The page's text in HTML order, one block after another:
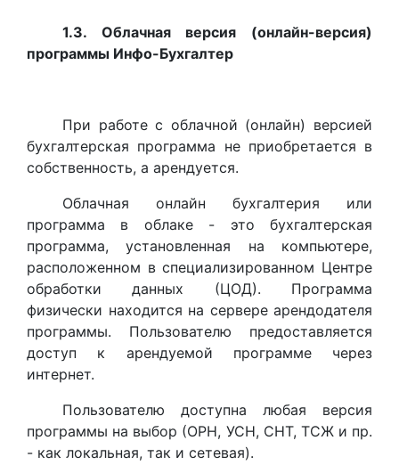
1.3. Облачная версия (онлайн-версия)
программы Инфо-Бухгалтер
При работе c облачной (онлайн) версией
бухгалтерская программа не приобретается в
собственность, а арендуется.
Облачная онлайн бухгалтерия или
программа в облаке - это бухгалтерская
программа, установленная на компьютере,
расположенном в специализированном Центре
обработки данных (ЦОД). Программа
физически находится на сервере арендодателя
программы. Пользователю предоставляется
доступ к арендуемой программе через
интернет.
Пользователю доступна любая версия
программы на выбор (ОРН, УСН, СНТ, ТСЖ и пр.
- как локальная, так и сетевая).